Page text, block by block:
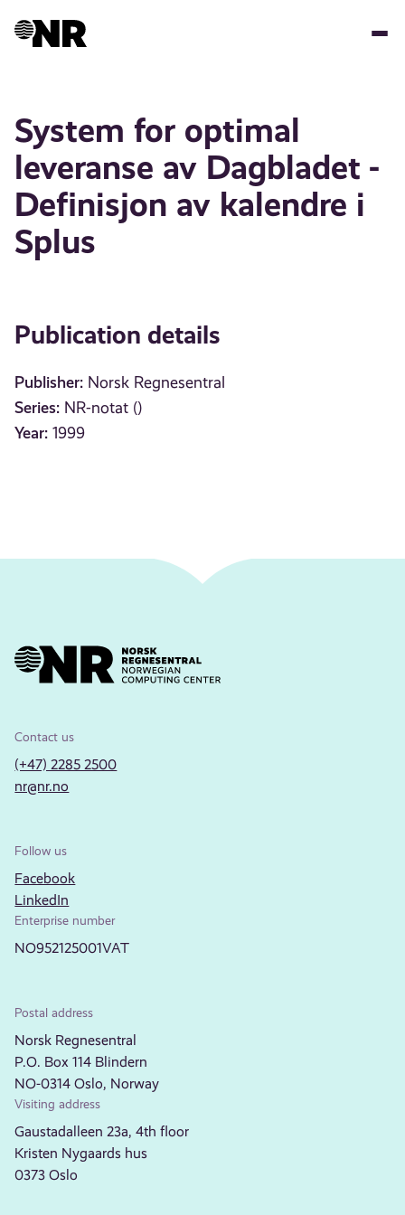
System for optimal
leveranse av Dagbladet -
Definisjon av kalendre i
Splus
Publication details
Publisher: Norsk Regnesentral
Series: NR-notat ()
Year: 1999
Contact us
(+47) 2285 2500
nr@nr.no
Follow us
Facebook
LinkedIn
Enterprise number
NO952125001VAT
Postal address
Norsk Regnesentral
P.O. Box 114 Blindern
NO-0314 Oslo, Norway
Visiting address
Gaustadalleen 23a, 4th floor
Kristen Nygaards hus
0373 Oslo